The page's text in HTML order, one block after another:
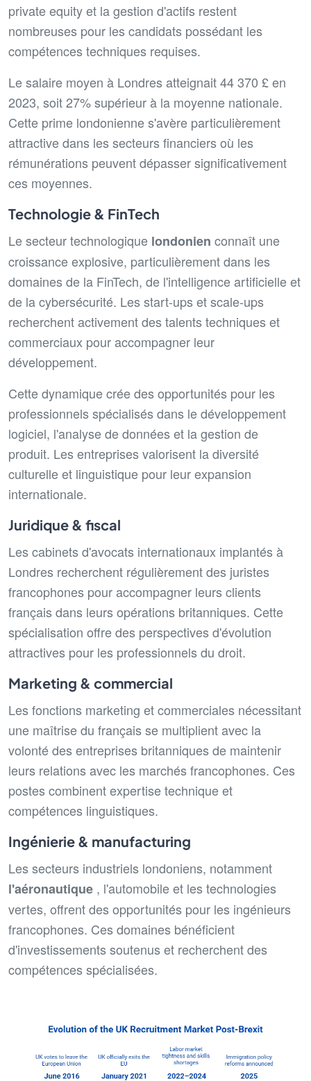
private equity et la gestion d'actifs restent
nombreuses pour les candidats possédant les
compétences techniques requises.
Le salaire moyen à Londres atteignait 44 370 £ en
2023, soit 27% supérieur à la moyenne nationale.
Cette prime londonienne s'avère particulièrement
attractive dans les secteurs financiers où les
rémunérations peuvent dépasser significativement
ces moyennes.
Technologie & FinTech
Le secteur technologique londonien connaît une
croissance explosive, particulièrement dans les
domaines de la FinTech, de l'intelligence artificielle et
de la cybersécurité. Les start-ups et scale-ups
recherchent activement des talents techniques et
commerciaux pour accompagner leur
développement.
Cette dynamique crée des opportunités pour les
professionnels spécialisés dans le développement
logiciel, l'analyse de données et la gestion de
produit. Les entreprises valorisent la diversité
culturelle et linguistique pour leur expansion
internationale.
Juridique & fiscal
Les cabinets d'avocats internationaux implantés à
Londres recherchent régulièrement des juristes
francophones pour accompagner leurs clients
français dans leurs opérations britanniques. Cette
spécialisation offre des perspectives d'évolution
attractives pour les professionnels du droit.
Marketing & commercial
Les fonctions marketing et commerciales nécessitant
une maîtrise du français se multiplient avec la
volonté des entreprises britanniques de maintenir
leurs relations avec les marchés francophones. Ces
postes combinent expertise technique et
compétences linguistiques.
Ingénierie & manufacturing
Les secteurs industriels londoniens, notamment
l'aéronautique , l'automobile et les technologies
vertes, offrent des opportunités pour les ingénieurs
francophones. Ces domaines bénéficient
d'investissements soutenus et recherchent des
compétences spécialisées.